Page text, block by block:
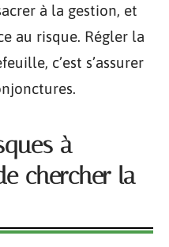
à la gestion, et
au risque. Régler la
c’est s’assurer
à
chercher la